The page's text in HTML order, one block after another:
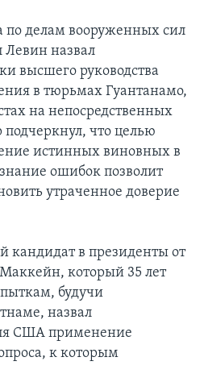
по делам вооруженных сил
Левин назвал
высшего руководства
в тюрьмах Гуантанамо,
на непосредственных
что целью
истинных виновных в
ошибок позволит
утраченное доверие
кандидат в президенты от
который 35 лет
будучи
назвал
США применение
к которым